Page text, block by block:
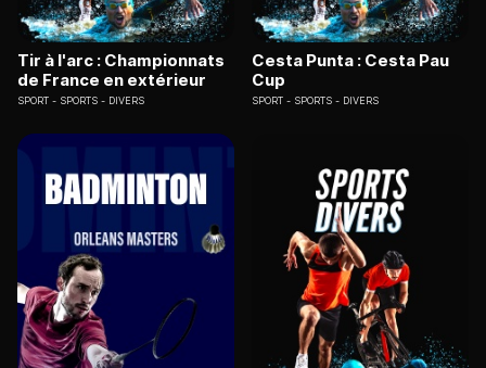
Tir à l'arc : Championnats
de France en extérieur
SPORT SPORTS - DIVERS
Cesta Punta : Cesta Pau
Cup
SPORT SPORTS - DIVERS